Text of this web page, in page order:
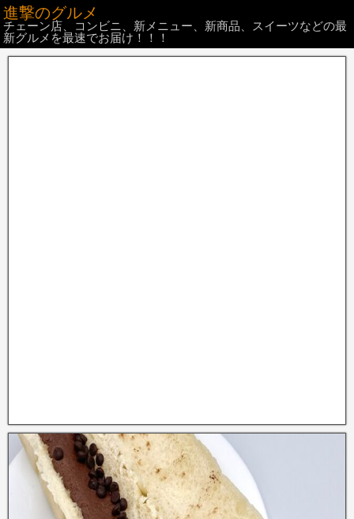
進撃のグルメ
チェーン店、コンビニ、新メニュー、新商品、スイーツなどの最
新グルメを最速でお届け！！！